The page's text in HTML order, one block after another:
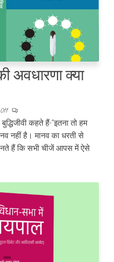
अवधारणा क्या
Off
कहते हैं-‘‘इतना तो हम
नहीं है। मानव का धरती से
हैं कि सभी चीजें आपस में ऐसे